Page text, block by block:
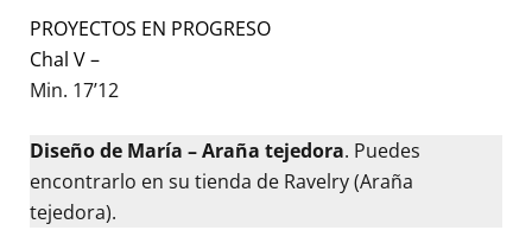
PROYECTOS EN PROGRESO
Chal V –
Min. 17’12
Diseño de María – Araña tejedora. Puedes
encontrarlo en su tienda de Ravelry (Araña
tejedora).